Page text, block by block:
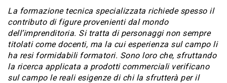
La formazione tecnica specializzata richiede spesso il
contributo di figure provenienti dal mondo
dell’imprenditoria. Si tratta di personaggi non sempre
titolati come docenti, ma la cui esperienza sul campo li
ha resi formidabili formatori. Sono loro che, sfruttando
la ricerca applicata a prodotti commerciali verificano
sul campo le reali esigenze di chi la sfrutterà per il